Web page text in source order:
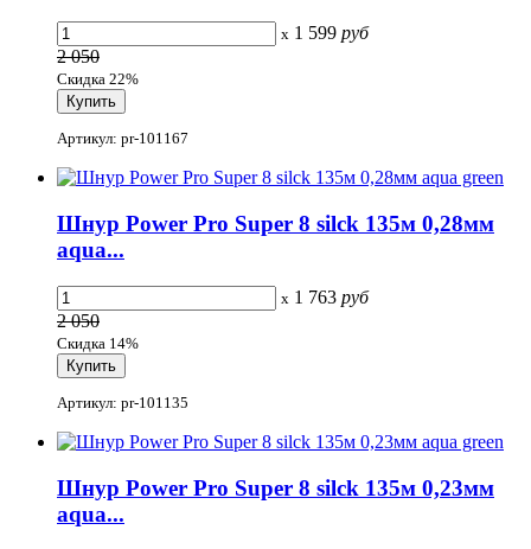
x 1 599 руб
2 050
Скидка 22%
Артикул: pr-101167
Шнур Power Pro Super 8 silck 135м 0,28мм
aqua...
x 1 763 руб
2 050
Скидка 14%
Артикул: pr-101135
Шнур Power Pro Super 8 silck 135м 0,23мм
aqua...